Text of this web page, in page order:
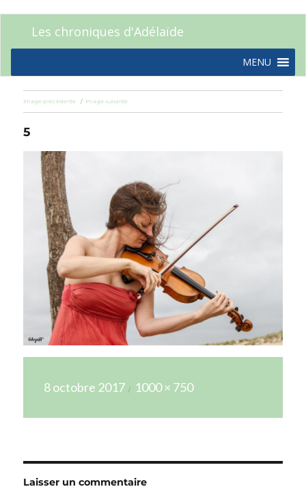
Les chroniques d'Adélaïde
MENU
Image précédente Image suivante
5
le
8 octobre 2017
réelle
1000 × 750
Laisser un commentaire